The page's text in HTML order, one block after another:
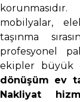
mobilyalar,
taşınma
profesyonel
ekipler büyük
dönüşüm ev
Nakliyat